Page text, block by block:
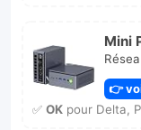
Mini
👉
✅ OKpour Delta,